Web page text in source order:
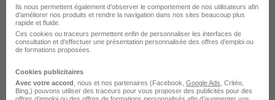
Avignon - 84 CDI Temps partiel
Cette offre n’est plus disponible depuis le 04/06/26
Ils nous permettent également d’observer le comportement de nos utilisateurs afin
d'améliorer nos produits et rendre la navigation dans nos sites beaucoup plus
rapide et fluide.
Ces cookies ou traceurs permettent enfin de personnaliser les interfaces de
consultation et d'effectuer une présentation personnalisée des offres d'emploi ou
de formations proposées.
Cookies publicitaires
Avec votre accord , nous et nos partenaires (Facebook, Google Ads , Critéo,
Bing,) pouvons utiliser des traceurs pour vous proposer des publicités pour des
offres d’emploi ou des offres de formations personnalisés afin d’augmenter vos